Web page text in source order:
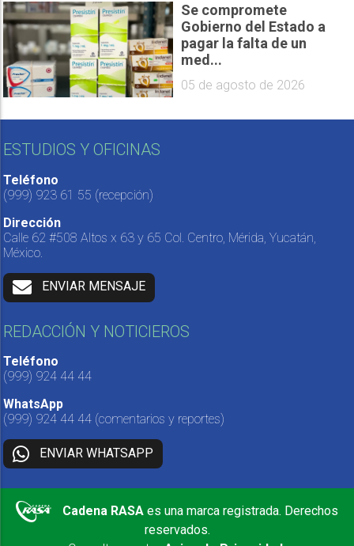
Se compromete
Gobierno del Estado a
pagar la falta de un
med...
05 de agosto de 2026
ESTUDIOS Y OFICINAS
Teléfono
(999) 923 61 55 (recepción)
Dirección
Calle 62 #508 Altos x 63 y 65 Col. Centro, Mérida, Yucatán,
México.
ENVIAR MENSAJE
REDACCIÓN Y NOTICIEROS
Teléfono
(999) 924 44 44
WhatsApp
(999) 924 44 44 (comentarios y reportes)
ENVIAR WHATSAPP
Cadena RASA es una marca registrada. Derechos
reservados.